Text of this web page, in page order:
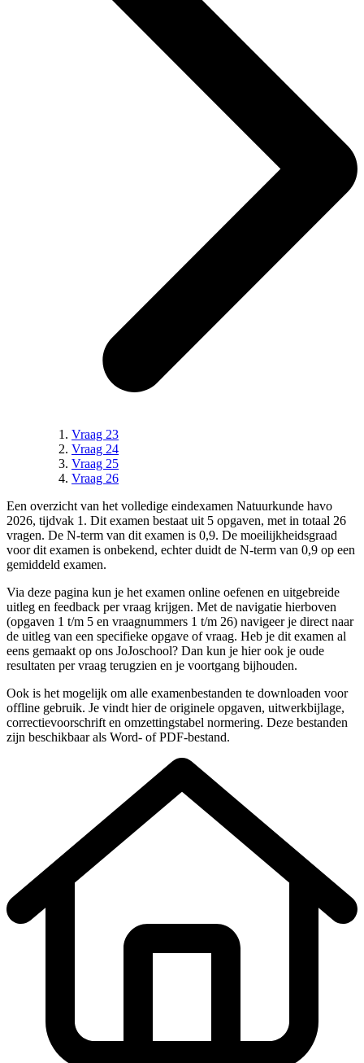
Vraag 23
Vraag 24
Vraag 25
Vraag 26
Een overzicht van het volledige eindexamen Natuurkunde havo
2026, tijdvak 1 . Dit examen bestaat uit 5 opgaven, met in totaal 26
vragen. De N-term van dit examen is 0,9. De moeilijkheidsgraad
voor dit examen is onbekend, echter duidt de N-term van 0,9 op een
gemiddeld examen.
Via deze pagina kun je het examen online oefenen en uitgebreide
uitleg en feedback per vraag krijgen. Met de navigatie hierboven
(opgaven 1 t/m 5 en vraagnummers 1 t/m 26) navigeer je direct naar
de uitleg van een specifieke opgave of vraag. Heb je dit examen al
eens gemaakt op ons JoJoschool? Dan kun je hier ook je oude
resultaten per vraag terugzien en je voortgang bijhouden.
Ook is het mogelijk om alle examenbestanden te downloaden voor
offline gebruik. Je vindt hier de originele opgaven, uitwerkbijlage,
correctievoorschrift en omzettingstabel normering. Deze bestanden
zijn beschikbaar als Word- of PDF-bestand.